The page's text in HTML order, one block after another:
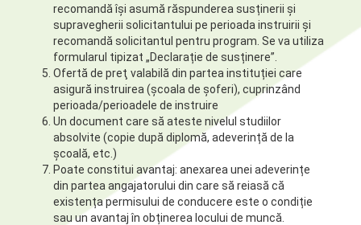
recomandă își asumă răspunderea susținerii și
supravegherii solicitantului pe perioada instruirii și
recomandă solicitantul pentru program. Se va utiliza
formularul tipizat „Declarație de susținere”.
Ofertă de preţ valabilă din partea instituției care
asigură instruirea (școala de șoferi), cuprinzând
perioada/perioadele de instruire
Un document care să ateste nivelul studiilor
absolvite (copie după diplomă, adeverință de la
școală, etc.)
Poate constitui avantaj: anexarea unei adeverințe
din partea angajatorului din care să reiasă că
existența permisului de conducere este o condiție
sau un avantaj în obținerea locului de muncă.